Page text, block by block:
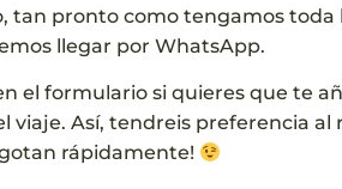
tan pronto como tengamos toda
llegar por WhatsApp.
el formulario si quieres que te
viaje. Así, tendreis preferencia al
rápidamente!